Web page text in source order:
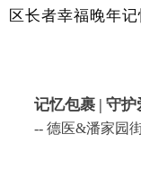
区长者幸福晚年记
记忆包裹 | 守
-- 德医&潘家园